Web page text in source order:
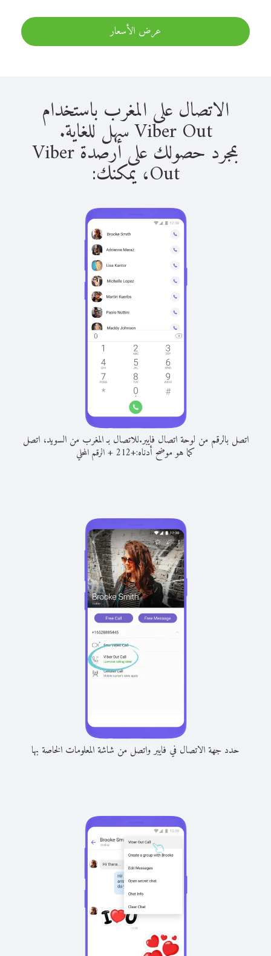
عرض الأسعار
الاتصال على المغرب باستخدام
Viber Out سهل للغاية.
بمجرد حصولك على أرصدة Viber
Out، يمكنك:
اتصل بالرقم من لوحة اتصال فايبر.للاتصال بـ المغرب من السويد، اتصل
كما هو موضح أدناه:+
212
+الرقم المحلي
حدد جهة الاتصال في فايبر واتصل من شاشة المعلومات الخاصة بها